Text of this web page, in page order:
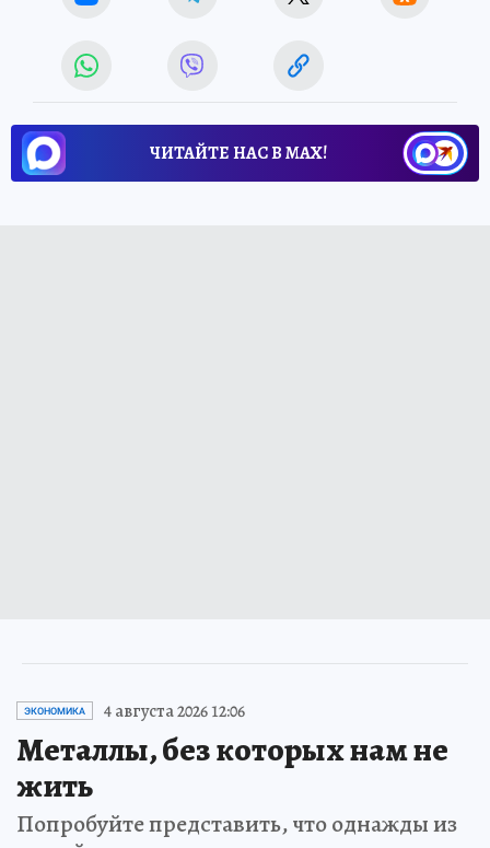
ЧИТАЙТЕ НАС В МАХ!
ЭКОНОМИКА 4 августа 2026 12:06
Металлы, без которых нам не
жить
Попробуйте представить, что однажды из